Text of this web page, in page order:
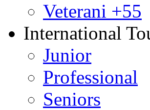
Veterani +55
International
Junior
Professional
Seniors